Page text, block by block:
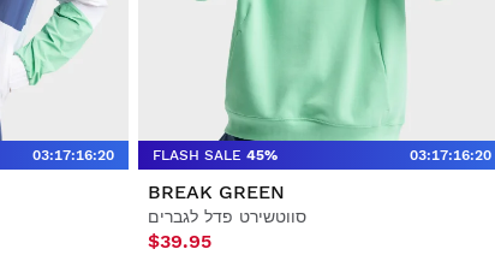
03:17:16:19 FLASH SALE 45% 03:17:16:19
BREAK GREEN
סווטשירט פדל לגברים
$39.95